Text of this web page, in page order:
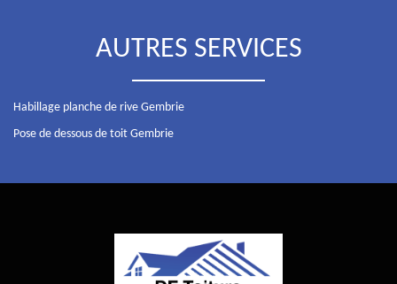
AUTRES SERVICES
Habillage planche de rive Gembrie
Pose de dessous de toit Gembrie